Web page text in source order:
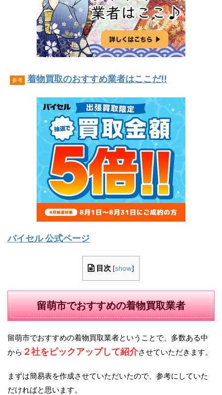
参考 着物買取のおすすめ業者はここだ!!
バイセル 公式ページ
目次 [show]
留萌市でおすすめの着物買取業者
留萌市でおすすめの着物買取業者ということで、多数ある中
から ２社をピックアップして紹介させていただきます。
まずは簡易表を作成させていただいたので、参考にしていた
だければと思います。